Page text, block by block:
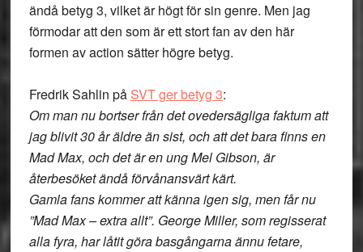
ändå betyg 3, vilket är högt för sin genre. Men jag
förmodar att den som är ett stort fan av den här
formen av action sätter högre betyg.
Fredrik Sahlin på SVT ger betyg 3:
Om man nu bortser från det ovedersägliga faktum att
jag blivit 30 år äldre än sist, och att det bara finns en
Mad Max, och det är en ung Mel Gibson, är
återbesöket ändå förvånansvärt kärt.
Gamla fans kommer att känna igen sig, men får nu
”Mad Max – extra allt”. George Miller, som regisserat
alla fyra, har låtit göra basgångarna ännu fetare,